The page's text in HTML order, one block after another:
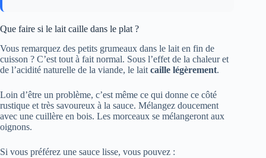
Que faire si le lait caille dans le plat ?
Vous remarquez des petits grumeaux dans le lait en fin de
cuisson ? C’est tout à fait normal. Sous l’effet de la chaleur et
de l’acidité naturelle de la viande, le lait caille légèrement.
Loin d’être un problème, c’est même ce qui donne ce côté
rustique et très savoureux à la sauce. Mélangez doucement
avec une cuillère en bois. Les morceaux se mélangeront aux
oignons.
Si vous préférez une sauce lisse, vous pouvez :